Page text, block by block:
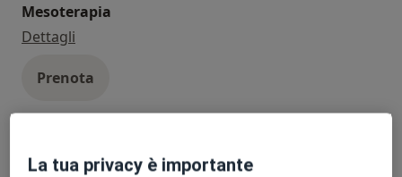
Mesoterapia
Dettagli
Prenota
Da 150 €
Dettagli scleroterapia
La tua privacy è importante